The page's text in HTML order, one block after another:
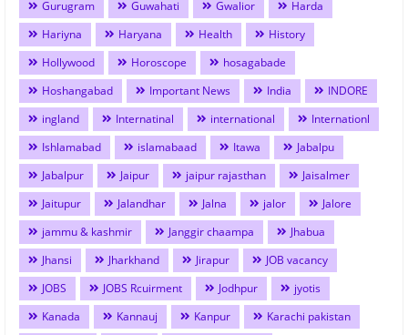
Gurugram Guwahati Gwalior
Harda
Hariyna
Haryana Health
History
Hollywood
Horoscope
hosagabade
Hoshangabad
Important News India
INDORE
ingland
Internatinal international
Internationl
Ishlamabad
islamabaad Itawa
Jabalpu
Jabalpur
Jaipur jaipur rajasthan
Jaisalmer
Jaitupur
Jalandhar Jalna jalor
Jalore
jammu & kashmir
Janggir chaampa
Jhabua
Jhansi
Jharkhand Jirapur
JOB vacancy
JOBS
JOBS Rcuirment Jodhpur
jyotis
Kanada
Kannauj Kanpur
Karachi pakistan